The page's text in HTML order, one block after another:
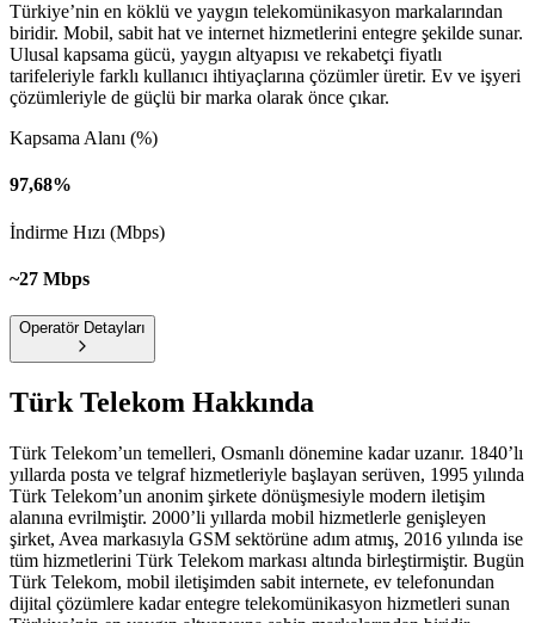
Türkiye’nin en köklü ve yaygın telekomünikasyon markalarından
biridir. Mobil, sabit hat ve internet hizmetlerini entegre şekilde sunar.
Ulusal kapsama gücü, yaygın altyapısı ve rekabetçi fiyatlı
tarifeleriyle farklı kullanıcı ihtiyaçlarına çözümler üretir. Ev ve işyeri
çözümleriyle de güçlü bir marka olarak önce çıkar.
Kapsama Alanı (%)
97,68%
İndirme Hızı (Mbps)
~27 Mbps
Operatör Detayları
Türk Telekom Hakkında
Türk Telekom’un temelleri, Osmanlı dönemine kadar uzanır. 1840’lı
yıllarda posta ve telgraf hizmetleriyle başlayan serüven, 1995 yılında
Türk Telekom’un anonim şirkete dönüşmesiyle modern iletişim
alanına evrilmiştir. 2000’li yıllarda mobil hizmetlerle genişleyen
şirket, Avea markasıyla GSM sektörüne adım atmış, 2016 yılında ise
tüm hizmetlerini Türk Telekom markası altında birleştirmiştir. Bugün
Türk Telekom, mobil iletişimden sabit internete, ev telefonundan
dijital çözümlere kadar entegre telekomünikasyon hizmetleri sunan